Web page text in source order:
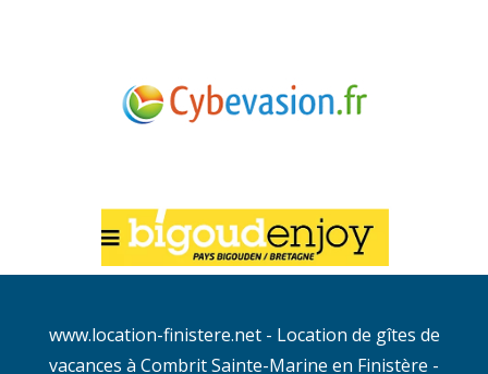
www.location-finistere.net- Location de gîtes de
vacances à Combrit Sainte-Marine en Finistère -